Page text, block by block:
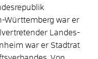
Württemberg war er
Landes­
war er Stadtrat